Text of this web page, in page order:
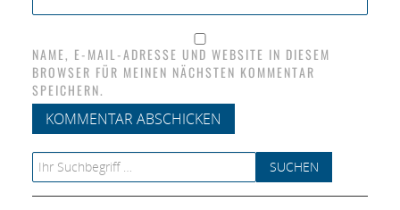
NAME, E-MAIL-ADRESSE UND WEBSITE IN DIESEM
BROWSER FÜR MEINEN NÄCHSTEN KOMMENTAR
SPEICHERN.
Search for: